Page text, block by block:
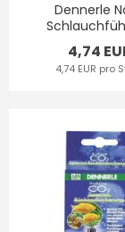
Dennerle
4,74
4,74 EUR pro